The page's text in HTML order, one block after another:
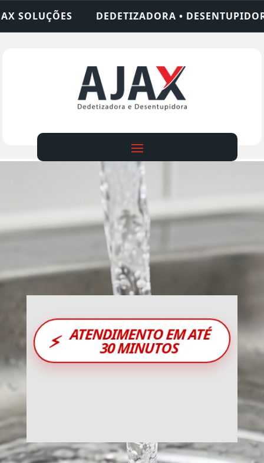
• DESENTUPIDORA • LIMPEZA DE FOSSA
⚡ ATENDIMENTO EM ATÉ
30 MINUTOS